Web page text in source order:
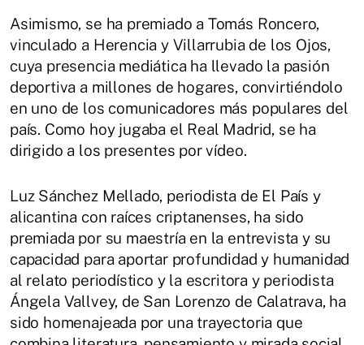
Asimismo, se ha premiado a Tomás Roncero,
vinculado a Herencia y Villarrubia de los Ojos,
cuya presencia mediática ha llevado la pasión
deportiva a millones de hogares, convirtiéndolo
en uno de los comunicadores más populares del
país. Como hoy jugaba el Real Madrid, se ha
dirigido a los presentes por vídeo.
Luz Sánchez Mellado, periodista de El País y
alicantina con raíces criptanenses, ha sido
premiada por su maestría en la entrevista y su
capacidad para aportar profundidad y humanidad
al relato periodístico y la escritora y periodista
Ángela Vallvey, de San Lorenzo de Calatrava, ha
sido homenajeada por una trayectoria que